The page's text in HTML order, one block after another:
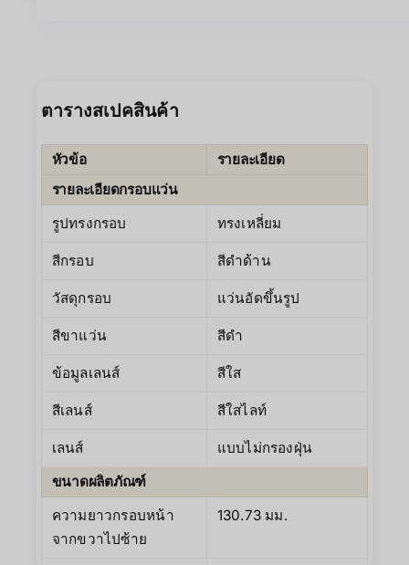
ตารางสเปคสินค้า
หัวข้อ
รายละเอียด
รายละเอียดกรอบแว่น
รูปทรงกรอบ
ทรงเหลี่ยม
สีกรอบ สีดำด้าน
วัสดุกรอบ แว่นอัดขึ้นรูป
สีขาแว่น สีดำ
ข้อมูลเลนส์ สีใส
สีเลนส์ สีใสไลท์
เลนส์
แบบไม่กรองฝุ่น
ขนาดผลิตภัณฑ์
ความยาวกรอบหน้า
จากขวาไปซ้าย
130.73 มม.